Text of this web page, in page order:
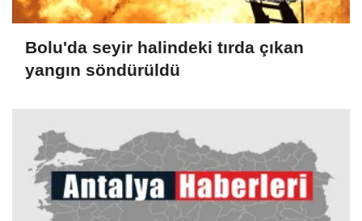
Bolu'da seyir halindeki tırda çıkan
yangın söndürüldü